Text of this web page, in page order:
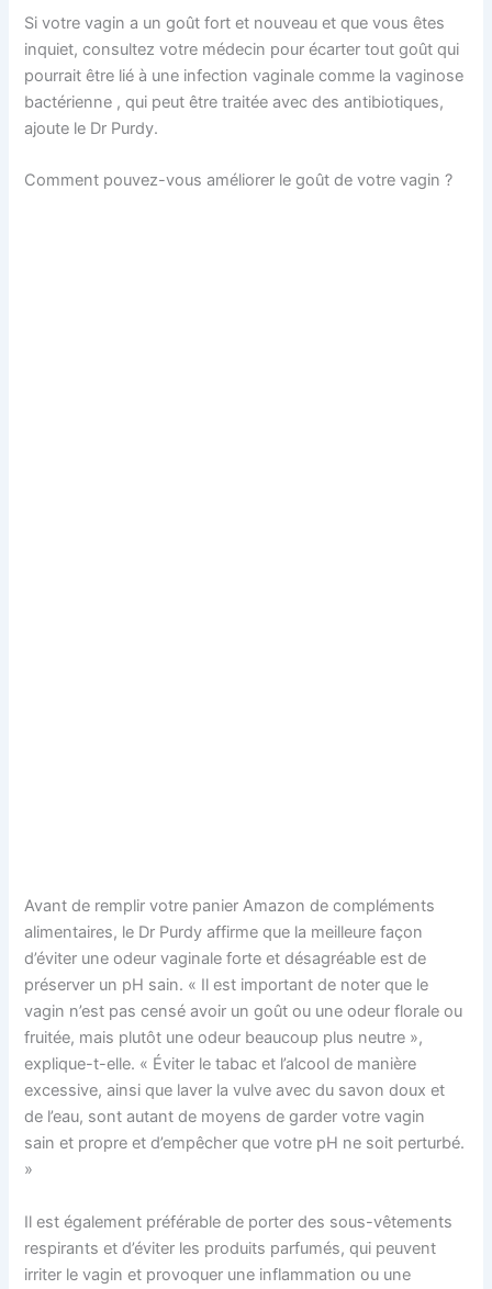
Si votre vagin a un goût fort et nouveau et que vous êtes
inquiet, consultez votre médecin pour écarter tout goût qui
pourrait être lié à une infection vaginale comme la vaginose
bactérienne , qui peut être traitée avec des antibiotiques,
ajoute le Dr Purdy.
Comment pouvez-vous améliorer le goût de votre vagin ?
Avant de remplir votre panier Amazon de compléments
alimentaires, le Dr Purdy affirme que la meilleure façon
d’éviter une odeur vaginale forte et désagréable est de
préserver un pH sain. « Il est important de noter que le
vagin n’est pas censé avoir un goût ou une odeur florale ou
fruitée, mais plutôt une odeur beaucoup plus neutre »,
explique-t-elle. « Éviter le tabac et l’alcool de manière
excessive, ainsi que laver la vulve avec du savon doux et
de l’eau, sont autant de moyens de garder votre vagin
sain et propre et d’empêcher que votre pH ne soit perturbé.
»
Il est également préférable de porter des sous-vêtements
respirants et d’éviter les produits parfumés, qui peuvent
irriter le vagin et provoquer une inflammation ou une